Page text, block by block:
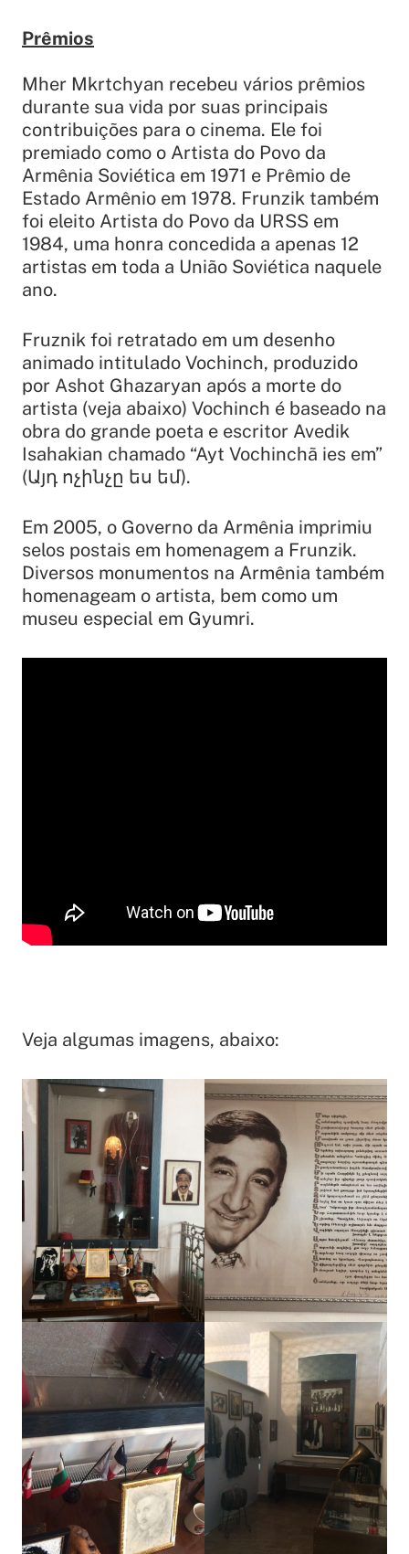
Prêmios
Mher Mkrtchyan recebeu vários prêmios
durante sua vida por suas principais
contribuições para o cinema. Ele foi
premiado como o Artista do Povo da
Armênia Soviética em 1971 e Prêmio de
Estado Armênio em 1978. Frunzik também
foi eleito Artista do Povo da URSS em
1984, uma honra concedida a apenas 12
artistas em toda a União Soviética naquele
ano.
Fruznik foi retratado em um desenho
animado intitulado Vochinch, produzido
por Ashot Ghazaryan após a morte do
artista (veja abaixo) Vochinch é baseado na
obra do grande poeta e escritor Avedik
Isahakian chamado “Ayt Vochinchã ies em”
(Այդ ոչինչը ես եմ).
Em 2005, o Governo da Armênia imprimiu
selos postais em homenagem a Frunzik.
Diversos monumentos na Armênia também
homenageam o artista, bem como um
museu especial em Gyumri.
Veja algumas imagens, abaixo: